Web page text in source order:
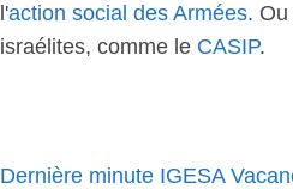
l'action social des Armées.
israélites, comme le CASIP.
Dernière minute IGESA